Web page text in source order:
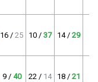
16 / 25 10 / 37 14 / 29
9 / 40 22 / 14 18 / 21